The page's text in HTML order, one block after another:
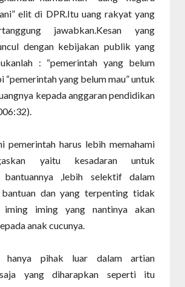
elit di DPR.Itu uang rakyat yang
jawabkan.Kesan yang
dengan kebijakan publik yang
: “pemerintah yang belum
“pemerintah yang belum mau” untuk
kepada anggaran pendidikan
pemerintah harus lebih memahami
yaitu kesadaran untuk
bantuannya ,lebih selektif dalam
dan yang terpenting tidak
iming yang nantinya akan
anak cucunya.
hanya pihak luar dalam artian
yang diharapkan seperti itu